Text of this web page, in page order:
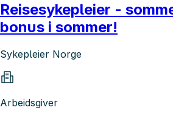
Reisesykepleier -
bonus i sommer!
Sykepleier Norge
Arbeidsgiver